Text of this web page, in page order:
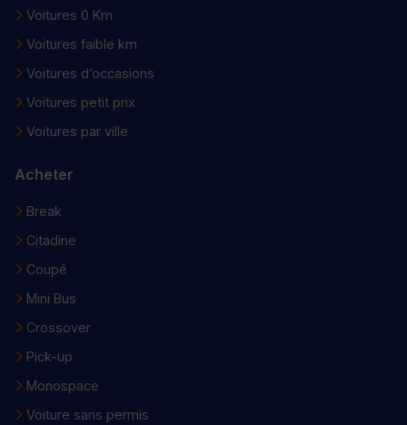
Voitures 0 Km
Voitures faible km
Voitures d’occasions
Voitures petit prix
Voitures par ville
Acheter
Break
Citadine
Coupé
Mini Bus
Crossover
Pick-up
Monospace
Voiture sans permis